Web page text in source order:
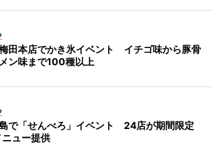
田本店でかき氷イベント イチゴ味から豚骨
ン味まで100種以上
で「せんべろ」イベント 24店が期間限定
ュー提供